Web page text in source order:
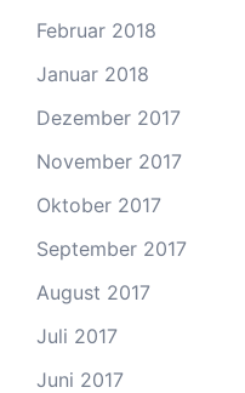
Februar 2018
Januar 2018
Dezember 2017
November 2017
Oktober 2017
September 2017
August 2017
Juli 2017
Juni 2017